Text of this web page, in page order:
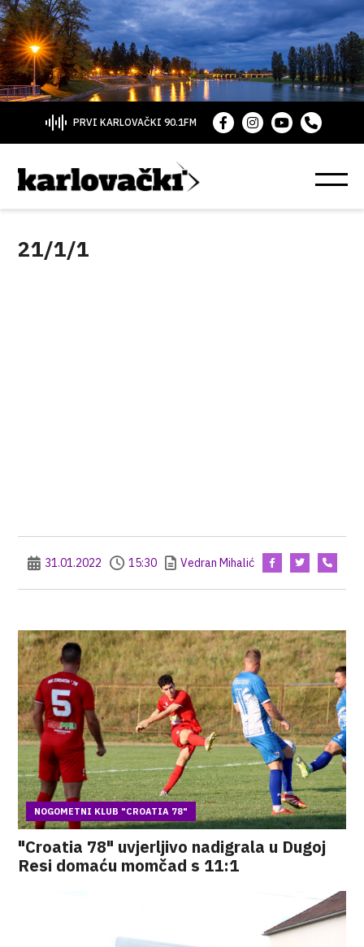
PRVI KARLOVAČKI 90.1FM
21/1/1
31.01.2022 15:30 Vedran Mihalić
NOGOMETNI KLUB "CROATIA 78"
"Croatia 78" uvjerljivo nadigrala u Dugoj
Resi domaću momčad s 11:1